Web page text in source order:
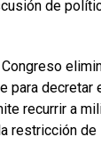
de
para decretar
recurrir a
restricción